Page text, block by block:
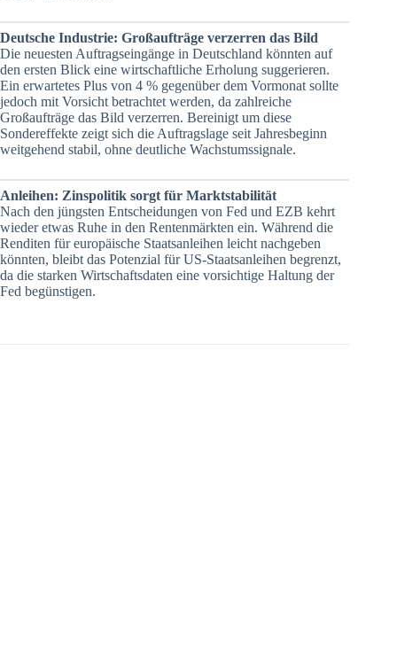
Deutsche Industrie: Großaufträge verzerren das Bild
Die neuesten Auftragseingänge in Deutschland könnten auf
den ersten Blick eine wirtschaftliche Erholung suggerieren.
Ein erwartetes Plus von 4 % gegenüber dem Vormonat sollte
jedoch mit Vorsicht betrachtet werden, da zahlreiche
Großaufträge das Bild verzerren. Bereinigt um diese
Sondereffekte zeigt sich die Auftragslage seit Jahresbeginn
weitgehend stabil, ohne deutliche Wachstumssignale.
Anleihen: Zinspolitik sorgt für Marktstabilität
Nach den jüngsten Entscheidungen von Fed und EZB kehrt
wieder etwas Ruhe in den Rentenmärkten ein. Während die
Renditen für europäische Staatsanleihen leicht nachgeben
könnten, bleibt das Potenzial für US-Staatsanleihen begrenzt,
da die starken Wirtschaftsdaten eine vorsichtige Haltung der
Fed begünstigen.